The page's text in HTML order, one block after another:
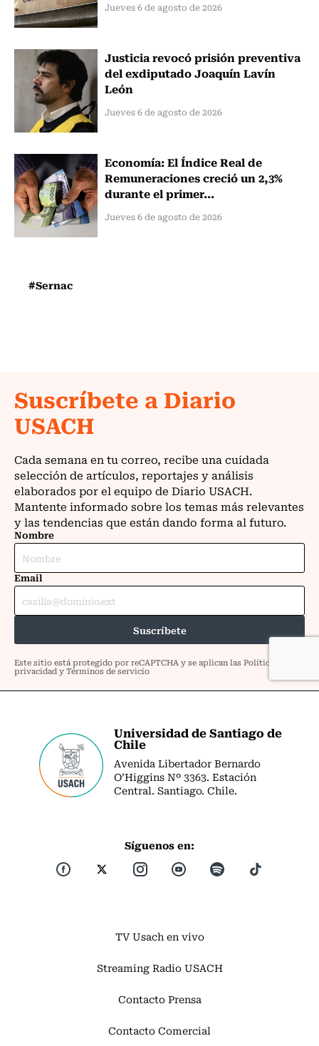
Jueves 6 de agosto de 2026
Justicia revocó prisión preventiva
del exdiputado Joaquín Lavín
León
Jueves 6 de agosto de 2026
Economía: El Índice Real de
Remuneraciones creció un 2,3%
durante el primer...
Jueves 6 de agosto de 2026
#Sernac
Universidad de Santiago de
Chile
Avenida Libertador Bernardo
O’Higgins Nº 3363. Estación
Central. Santiago. Chile.
Síguenos en:
TV Usach en vivo
Streaming Radio USACH
Contacto Prensa
Contacto Comercial